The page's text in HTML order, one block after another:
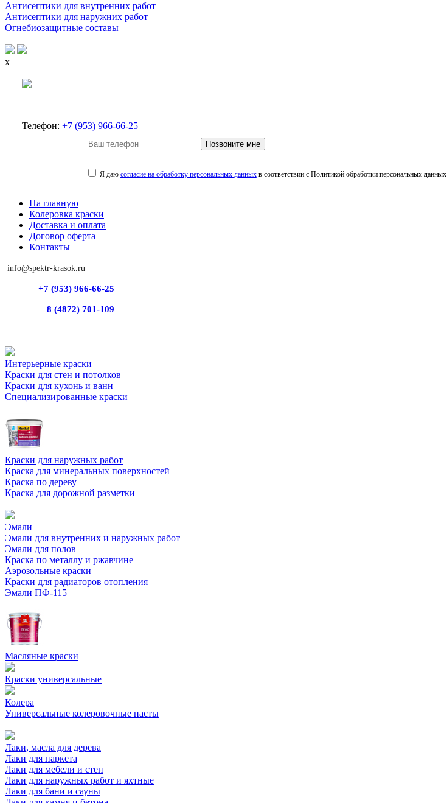
Антисептики для внутренних работ
Антисептики для наружних работ
Огнебиозащитные составы
x
Телефон: +7 (953) 966-66-25
Позвоните мне
Я даю согласие на обработку персональных данныхв соответствии с Политикой обработки персональных данных
На главную
Колеровка краски
Доставка и оплата
Договор оферта
Контакты
info@spektr-krasok.ru
+7 (953) 966-66-25
8 (4872) 701-109
Интерьерные краски
Краски для стен и потолков
Краски для кухонь и ванн
Специализированные краски
Краски для наружных работ
Краска для минеральных поверхностей
Краска по дереву
Краска для дорожной разметки
Эмали
Эмали для внутренних и наружных работ
Эмали для полов
Краска по металлу и ржавчине
Аэрозольные краски
Краски для радиаторов отопления
Эмали ПФ-115
Масляные краски
Краски универсальные
Колера
Универсальные колеровочные пасты
Лаки, масла для дерева
Лаки для паркета
Лаки для мебели и стен
Лаки для наружных работ и яхтные
Лаки для бани и сауны